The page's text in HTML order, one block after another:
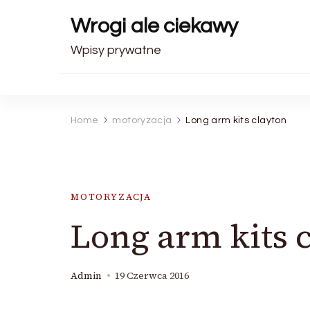
Wrogi ale ciekawy
Wpisy prywatne
Home motoryzacja Long arm kits clayton
MOTORYZACJA
Long arm kits
Admin 19 Czerwca 2016